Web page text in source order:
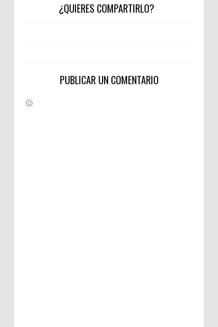
¿QUIERES COMPARTIRLO?
PUBLICAR UN COMENTARIO